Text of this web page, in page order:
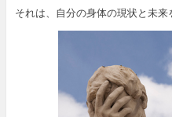
それは、自分の身体の現状と未来